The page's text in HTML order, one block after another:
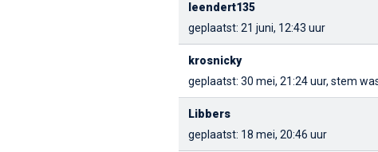
leendert135
geplaatst: 21 juni, 12:43 uur
krosnicky
geplaatst: 30 mei, 21:24 uur, stem
Libbers
geplaatst: 18 mei, 20:46 uur